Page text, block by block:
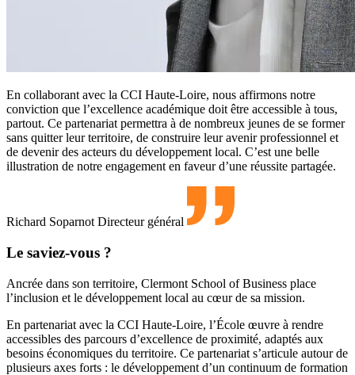
En collaborant avec la CCI Haute-Loire, nous affirmons notre
conviction que l’excellence académique doit être accessible à tous,
partout. Ce partenariat permettra à de nombreux jeunes de se former
sans quitter leur territoire, de construire leur avenir professionnel et
de devenir des acteurs du développement local. C’est une belle
illustration de notre engagement en faveur d’une réussite partagée.
Richard Soparnot Directeur général
Le saviez-vous ?
Ancrée dans son territoire, Clermont School of Business place
l’inclusion et le développement local au cœur de sa mission.
En partenariat avec la CCI Haute-Loire, l’École œuvre à rendre
accessibles des parcours d’excellence de proximité, adaptés aux
besoins économiques du territoire. Ce partenariat s’articule autour de
plusieurs axes forts : le développement d’un continuum de formation